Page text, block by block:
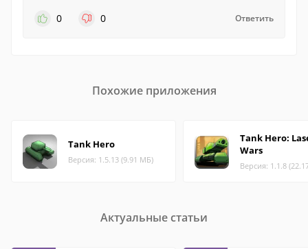
0
0 Ответить
Похожие приложения
Tank Hero
Версия: 1.5.13 (9.91 МБ)
Tank Hero:
Wars
Версия: 1.1.8
Актуальные статьи